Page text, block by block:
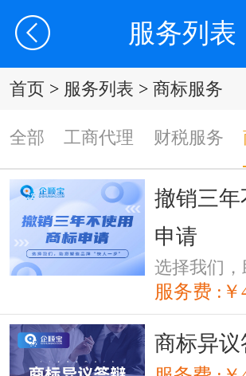
服务列表
首页 > 服务列表 >商标服务
全部 工商代理 财税服务
撤销三
申请
服务费 :￥
商标异议